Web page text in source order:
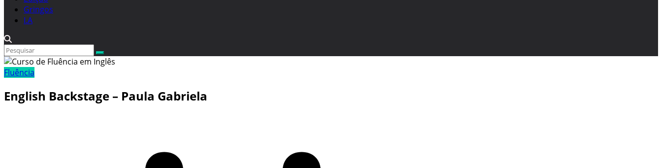
Gringos
I.A
Fluência
English Backstage – Paula Gabriela